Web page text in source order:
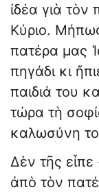
ἰδέα γιὰ τὸν
Κύριο.
πατέρα μας
πηγάδι κι
παιδιά του
τώρα τὴ
καλωσύνη
Δὲν τῆς εἶπε
ἀπὸ τὸν